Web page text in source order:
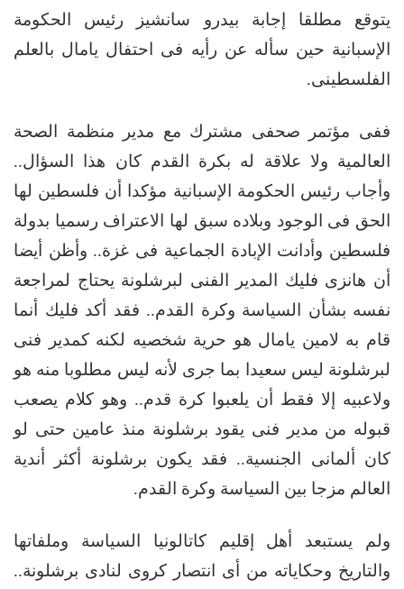
يتوقع مطلقا إجابة بيدرو سانشيز رئيس الحكومة
الإسبانية حين سأله عن رأيه فى احتفال يامال بالعلم
الفلسطينى.
ففى مؤتمر صحفى مشترك مع مدير منظمة الصحة
العالمية ولا علاقة له بكرة القدم كان هذا السؤال..
وأجاب رئيس الحكومة الإسبانية مؤكدا أن فلسطين لها
الحق فى الوجود وبلاده سبق لها الاعتراف رسميا بدولة
فلسطين وأدانت الإبادة الجماعية فى غزة.. وأظن أيضا
أن هانزى فليك المدير الفنى لبرشلونة يحتاج لمراجعة
نفسه بشأن السياسة وكرة القدم.. فقد أكد فليك أنما
قام به لامين يامال هو حرية شخصيه لكنه كمدير فنى
لبرشلونة ليس سعيدا بما جرى لأنه ليس مطلوبا منه هو
ولاعبيه إلا فقط أن يلعبوا كرة قدم.. وهو كلام يصعب
قبوله من مدير فنى يقود برشلونة منذ عامين حتى لو
كان ألمانى الجنسية.. فقد يكون برشلونة أكثر أندية
العالم مزجا بين السياسة وكرة القدم.
ولم يستبعد أهل إقليم كاتالونيا السياسة وملفاتها
والتاريخ وحكاياته من أى انتصار كروى لنادى برشلونة..